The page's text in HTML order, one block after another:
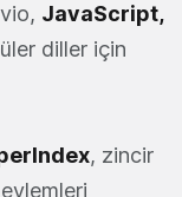
JavaScript,
diller için
, zincir